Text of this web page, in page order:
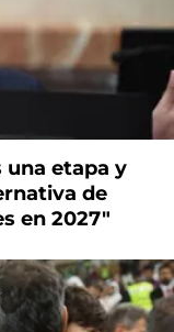
una etapa y
de
en 2027"